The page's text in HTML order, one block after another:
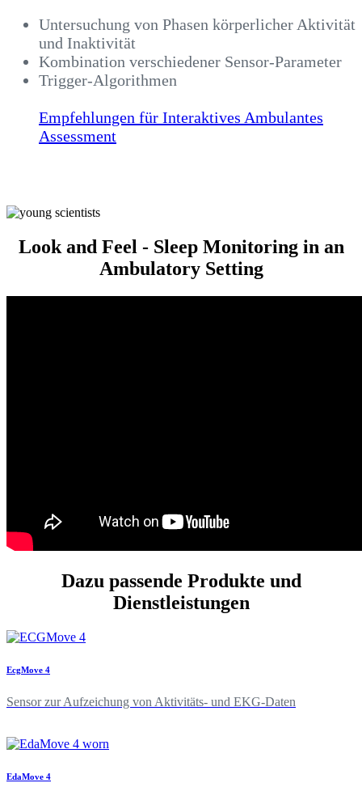
Untersuchung von Phasen körperlicher Aktivität
und Inaktivität
Kombination verschiedener Sensor-Parameter
Trigger-Algorithmen
Empfehlungen für Interaktives Ambulantes
Assessment
Look and Feel - Sleep Monitoring in an
Ambulatory Setting
Dazu passende Produkte und
Dienstleistungen
EcgMove 4
Sensor zur Aufzeichung von Aktivitäts- und EKG-Daten
EdaMove 4